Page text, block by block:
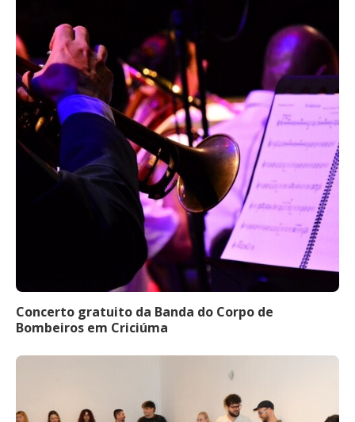
Concerto gratuito da Banda do Corpo de
Bombeiros em Criciúma